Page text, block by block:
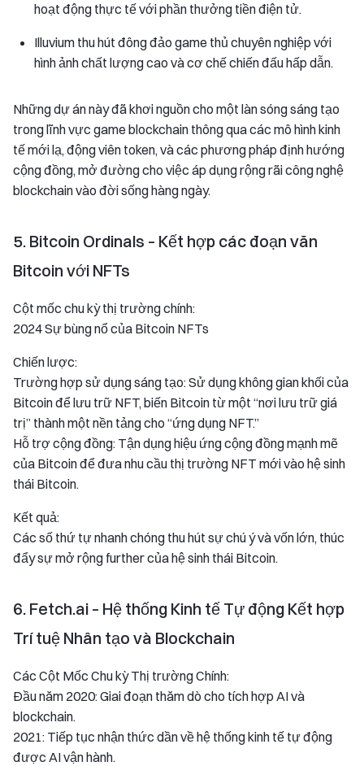
hoạt động thực tế với phần thưởng tiền điện tử.
Illuvium thu hút đông đảo game thủ chuyên nghiệp với
hình ảnh chất lượng cao và cơ chế chiến đấu hấp dẫn.
Những dự án này đã khơi nguồn cho một làn sóng sáng tạo
trong lĩnh vực game blockchain thông qua các mô hình kinh
tế mới lạ, động viên token, và các phương pháp định hướng
cộng đồng, mở đường cho việc áp dụng rộng rãi công nghệ
blockchain vào đời sống hàng ngày.
5. Bitcoin Ordinals – Kết hợp các đoạn văn
Bitcoin với NFTs
Cột mốc chu kỳ thị trường chính:
2024 Sự bùng nổ của Bitcoin NFTs
Chiến lược:
Trường hợp sử dụng sáng tạo: Sử dụng không gian khối của
Bitcoin để lưu trữ NFT, biến Bitcoin từ một “nơi lưu trữ giá
trị” thành một nền tảng cho “ứng dụng NFT.”
Hỗ trợ cộng đồng: Tận dụng hiệu ứng cộng đồng mạnh mẽ
của Bitcoin để đưa nhu cầu thị trường NFT mới vào hệ sinh
thái Bitcoin.
Kết quả:
Các số thứ tự nhanh chóng thu hút sự chú ý và vốn lớn, thúc
đẩy sự mở rộng further của hệ sinh thái Bitcoin.
6. Fetch.ai – Hệ thống Kinh tế Tự động Kết hợp
Trí tuệ Nhân tạo và Blockchain
Các Cột Mốc Chu kỳ Thị trường Chính:
Đầu năm 2020: Giai đoạn thăm dò cho tích hợp AI và
blockchain.
2021: Tiếp tục nhận thức dần về hệ thống kinh tế tự động
được AI vận hành.